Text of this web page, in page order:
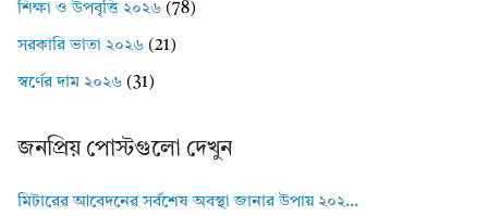
শিক্ষা ও উপবৃত্তি ২০২৬ (78)
সরকারি ভাতা ২০২৬ (21)
স্বর্ণের দাম ২০২৬ (31)
জনপ্রিয় পোস্টগুলো দেখুন
মিটারের আবেদনের সর্বশেষ অবস্থা জানার উপায় ২০২...